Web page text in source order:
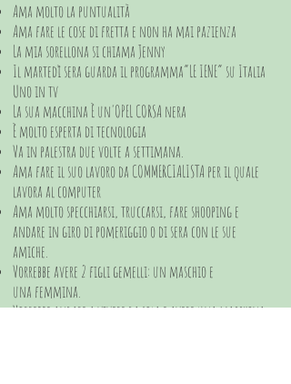
Ama molto la puntualità
Ama fare le cose di fretta e non ha mai pazienza
La mia sorellona si chiama Jenny
Il martedì sera guarda il programma”LE IENE” su Italia
Uno in tv
La sua macchina È un'OPEL CORSA nera
È molto esperta di tecnologia
Va in palestra due volte a settimana.
Ama fare il suo lavoro da COMMERCIALISTA per il quale
lavora al computer
Ama molto specchiarsi, truccarsi, fare shooping e
andare in giro di pomeriggio o di sera con le sue
amiche.
Vorrebbe avere 2 figli gemelli: un maschio e
una femmina.
Vorrebbe andare a vivere da sola e avere una macchina